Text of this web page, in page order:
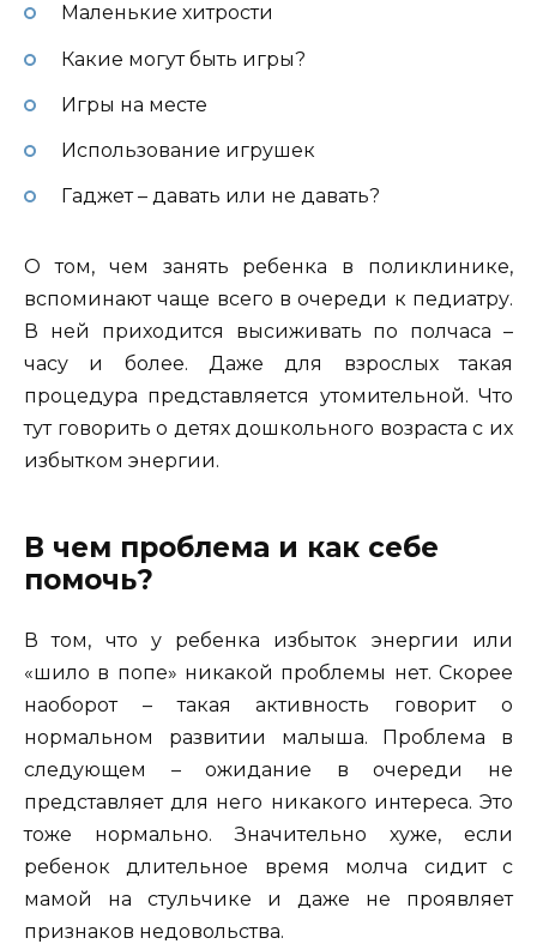
Маленькие хитрости
Какие могут быть игры?
Игры на месте
Использование игрушек
Гаджет – давать или не давать?
О том, чем занять ребенка в поликлинике,
вспоминают чаще всего в очереди к педиатру.
В ней приходится высиживать по полчаса –
часу и более. Даже для взрослых такая
процедура представляется утомительной. Что
тут говорить о детях дошкольного возраста с их
избытком энергии.
В чем проблема и как себе
помочь?
В том, что у ребенка избыток энергии или
«шило в попе» никакой проблемы нет. Скорее
наоборот – такая активность говорит о
нормальном развитии малыша. Проблема в
следующем – ожидание в очереди не
представляет для него никакого интереса. Это
тоже нормально. Значительно хуже, если
ребенок длительное время молча сидит с
мамой на стульчике и даже не проявляет
признаков недовольства.